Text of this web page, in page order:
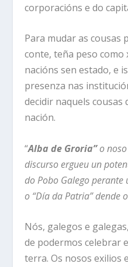
corporacións e do
Para mudar as cousas
conte, teña peso
nacións sen estado, e
presenza nas
decidir naquels cousas
nación.
“Alba de Groria”o noso
discurso ergueu un
do Pobo Galego
o “Día da Patria” dende
Nós, galegos e
de podermos celebrar
terra. Os nosos exilios